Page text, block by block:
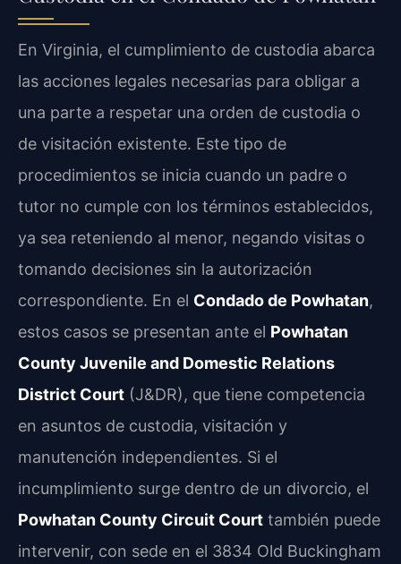
En Virginia, el cumplimiento de custodia abarca
las acciones legales necesarias para obligar a
una parte a respetar una orden de custodia o
de visitación existente. Este tipo de
procedimientos se inicia cuando un padre o
tutor no cumple con los términos establecidos,
ya sea reteniendo al menor, negando visitas o
tomando decisiones sin la autorización
correspondiente. En el Condado de Powhatan,
estos casos se presentan ante el Powhatan
County Juvenile and Domestic Relations
District Court (J&DR), que tiene competencia
en asuntos de custodia, visitación y
manutención independientes. Si el
incumplimiento surge dentro de un divorcio, el
Powhatan County Circuit Court también puede
intervenir, con sede en el 3834 Old Buckingham